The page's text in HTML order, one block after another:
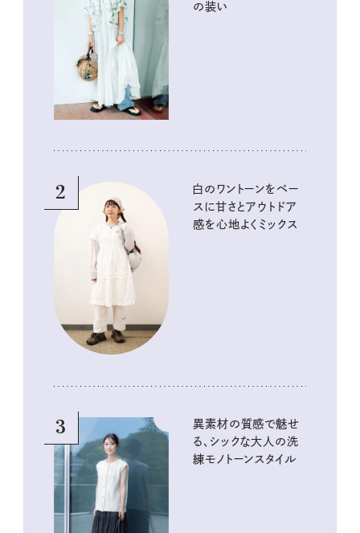
の装い
2
白のワントーンをベー
スに甘さとアウトドア
感を心地よくミックス
3
異素材の質感で魅せ
る、シックな大人の洗
練モノトーンスタイル